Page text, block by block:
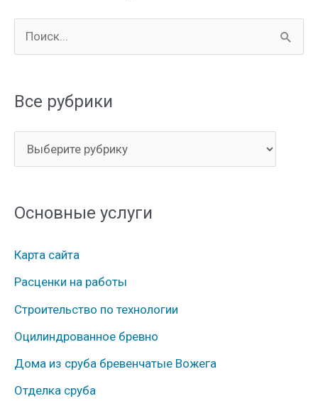
о
с
Все рубрики
с
р
б
р
и
к
и
Основные услуги
Карта сайта
Расценки на работы
Строительство по технологии
Оцилиндрованное бревно
Дома из сруба бревенчатые Вожега
Отделка сруба